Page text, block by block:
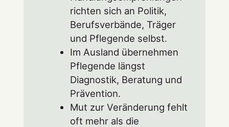
richten sich an Politik,
Berufsverbände, Träger
und Pflegende selbst.
Im Ausland übernehmen
Pflegende längst
Diagnostik, Beratung und
Prävention.
Mut zur Veränderung fehlt
oft mehr als die